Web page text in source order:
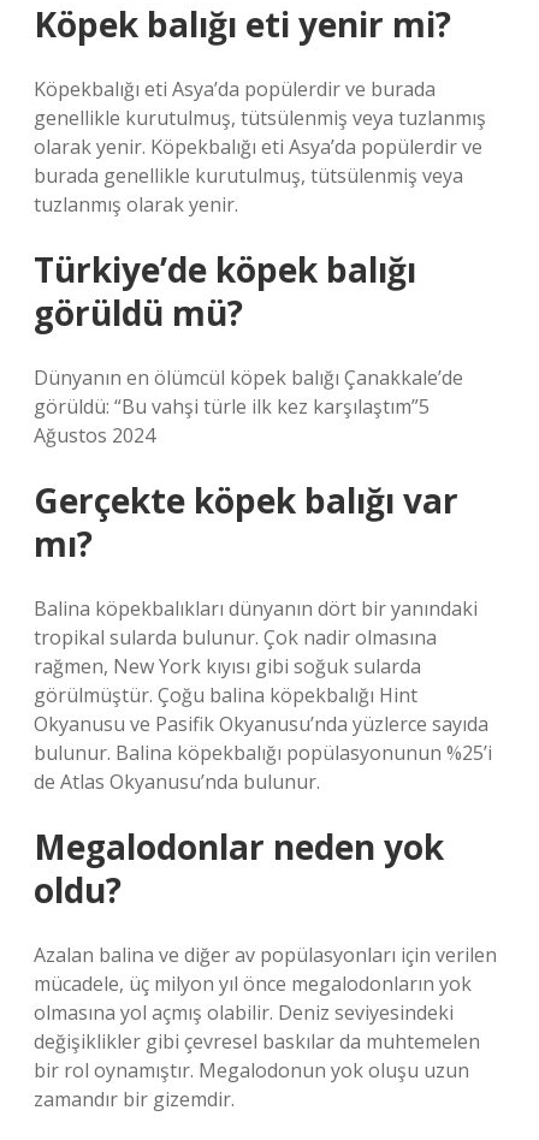
Köpek balığı eti yenir mi?
Köpekbalığı eti Asya’da popülerdir ve burada
genellikle kurutulmuş, tütsülenmiş veya tuzlanmış
olarak yenir. Köpekbalığı eti Asya’da popülerdir ve
burada genellikle kurutulmuş, tütsülenmiş veya
tuzlanmış olarak yenir.
Türkiye’de köpek balığı
görüldü mü?
Dünyanın en ölümcül köpek balığı Çanakkale’de
görüldü: “Bu vahşi türle ilk kez karşılaştım”5
Ağustos 2024
Gerçekte köpek balığı var
mı?
Balina köpekbalıkları dünyanın dört bir yanındaki
tropikal sularda bulunur. Çok nadir olmasına
rağmen, New York kıyısı gibi soğuk sularda
görülmüştür. Çoğu balina köpekbalığı Hint
Okyanusu ve Pasifik Okyanusu’nda yüzlerce sayıda
bulunur. Balina köpekbalığı popülasyonunun %25’i
de Atlas Okyanusu’nda bulunur.
Megalodonlar neden yok
oldu?
Azalan balina ve diğer av popülasyonları için verilen
mücadele, üç milyon yıl önce megalodonların yok
olmasına yol açmış olabilir. Deniz seviyesindeki
değişiklikler gibi çevresel baskılar da muhtemelen
bir rol oynamıştır. Megalodonun yok oluşu uzun
zamandır bir gizemdir.